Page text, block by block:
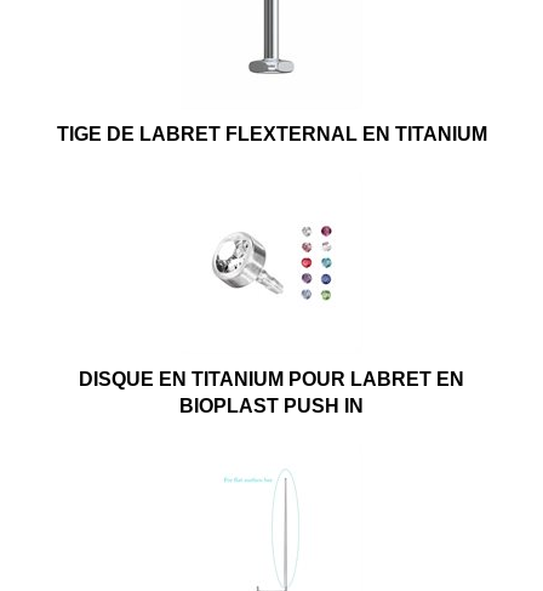
TIGE DE LABRET FLEXTERNAL EN TITANIUM
DISQUE EN TITANIUM POUR LABRET EN
BIOPLAST PUSH IN